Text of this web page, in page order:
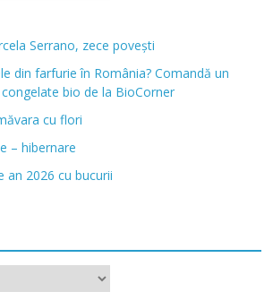
Serrano, zece povești
din farfurie în România? Comandă un
bio de la BioCorner
cu flori
– hibernare
an 2026 cu bucurii